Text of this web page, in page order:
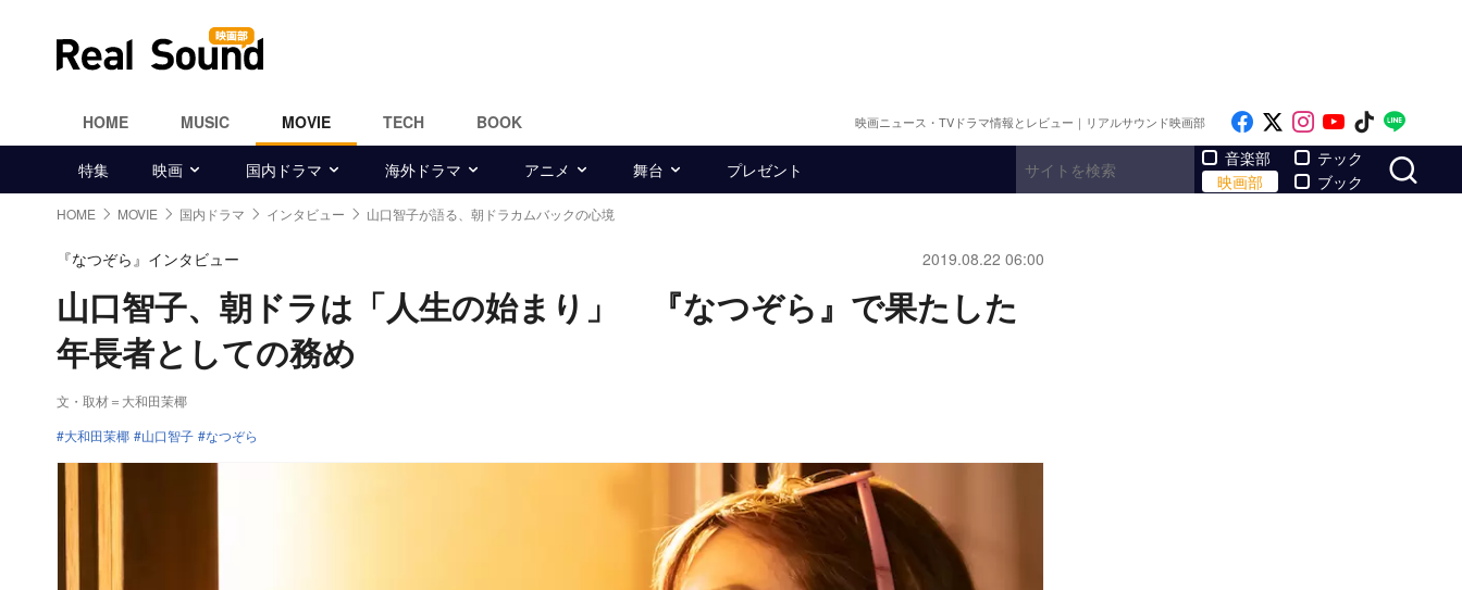
HOME MUSIC MOVIE TECH BOOK 映画ニュース・TVドラマ情報とレビュー｜リアルサウンド映画部 Like on Facebook
Follow on x
Follow on
Follow on
Follow
特集 映画 国内ドラマ 海外ドラマ アニメ 舞台 プレゼント
音楽部
映画部
テック
ブック
HOME MOVIE 国内ドラマ インタビュー 山口智子が語る、朝ドラカムバックの心境
『なつぞら』インタビュー 2019.08.22 06:00
山口智子、朝ドラは「人生の始まり」 『なつぞら』で果たした
年長者としての務め
文・取材＝大和田茉椰
大和田茉椰
山口智子 なつぞら